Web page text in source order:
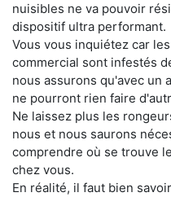
nuisibles ne va pouvoir
dispositif ultra performant.
Vous vous inquiétez car
commercial sont infestés
nous assurons qu'avec un
ne pourront rien faire
Ne laissez plus les
nous et nous saurons
comprendre où se trouve
chez vous.
En réalité, il faut bien